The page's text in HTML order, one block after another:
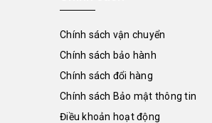
Chính sách vận chuyển
Chính sách bảo hành
Chính sách đổi hàng
Chính sách Bảo mật thông tin
Điều khoản hoạt động